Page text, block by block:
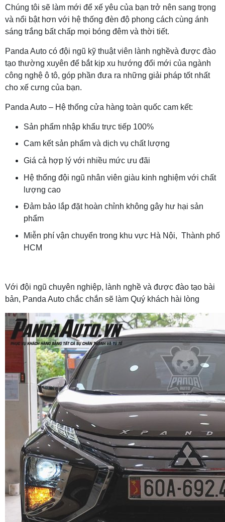
Chúng tôi sẽ làm mới để xế yêu của bạn trở nên sang trọng
và nổi bật hơn với hệ thống đèn độ phong cách cùng ánh
sáng trắng bất chấp mọi bóng đêm và thời tiết.
Panda Auto có đội ngũ kỹ thuật viên lành nghềvà được đào
tạo thường xuyên để bắt kịp xu hướng đổi mới của ngành
công nghệ ô tô, góp phần đưa ra những giải pháp tốt nhất
cho xế cưng của bạn.
Panda Auto – Hệ thống cửa hàng toàn quốc cam kết:
Sản phẩm nhập khẩu trực tiếp 100%
Cam kết sản phẩm và dịch vụ chất lượng
Giá cả hợp lý với nhiều mức ưu đãi
Hệ thống đội ngũ nhân viên giàu kinh nghiệm với chất
lượng cao
Đảm bảo lắp đặt hoàn chỉnh không gây hư hại sản
phẩm
Miễn phí vận chuyển trong khu vực Hà Nội, Thành phố
HCM
Với đội ngũ chuyên nghiệp, lành nghề và được đào tạo bài
bản, Panda Auto chắc chắn sẽ làm Quý khách hài lòng